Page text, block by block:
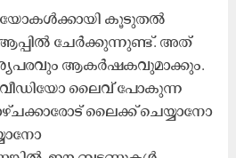
കൂടുതൽ
ചേർക്കുന്നുണ്ട്. അത്
ആകർഷകവുമാക്കും.
വീഡിയോ ലൈവ് പോകുന്ന
ലൈക്ക് ചെയ്യാനോ